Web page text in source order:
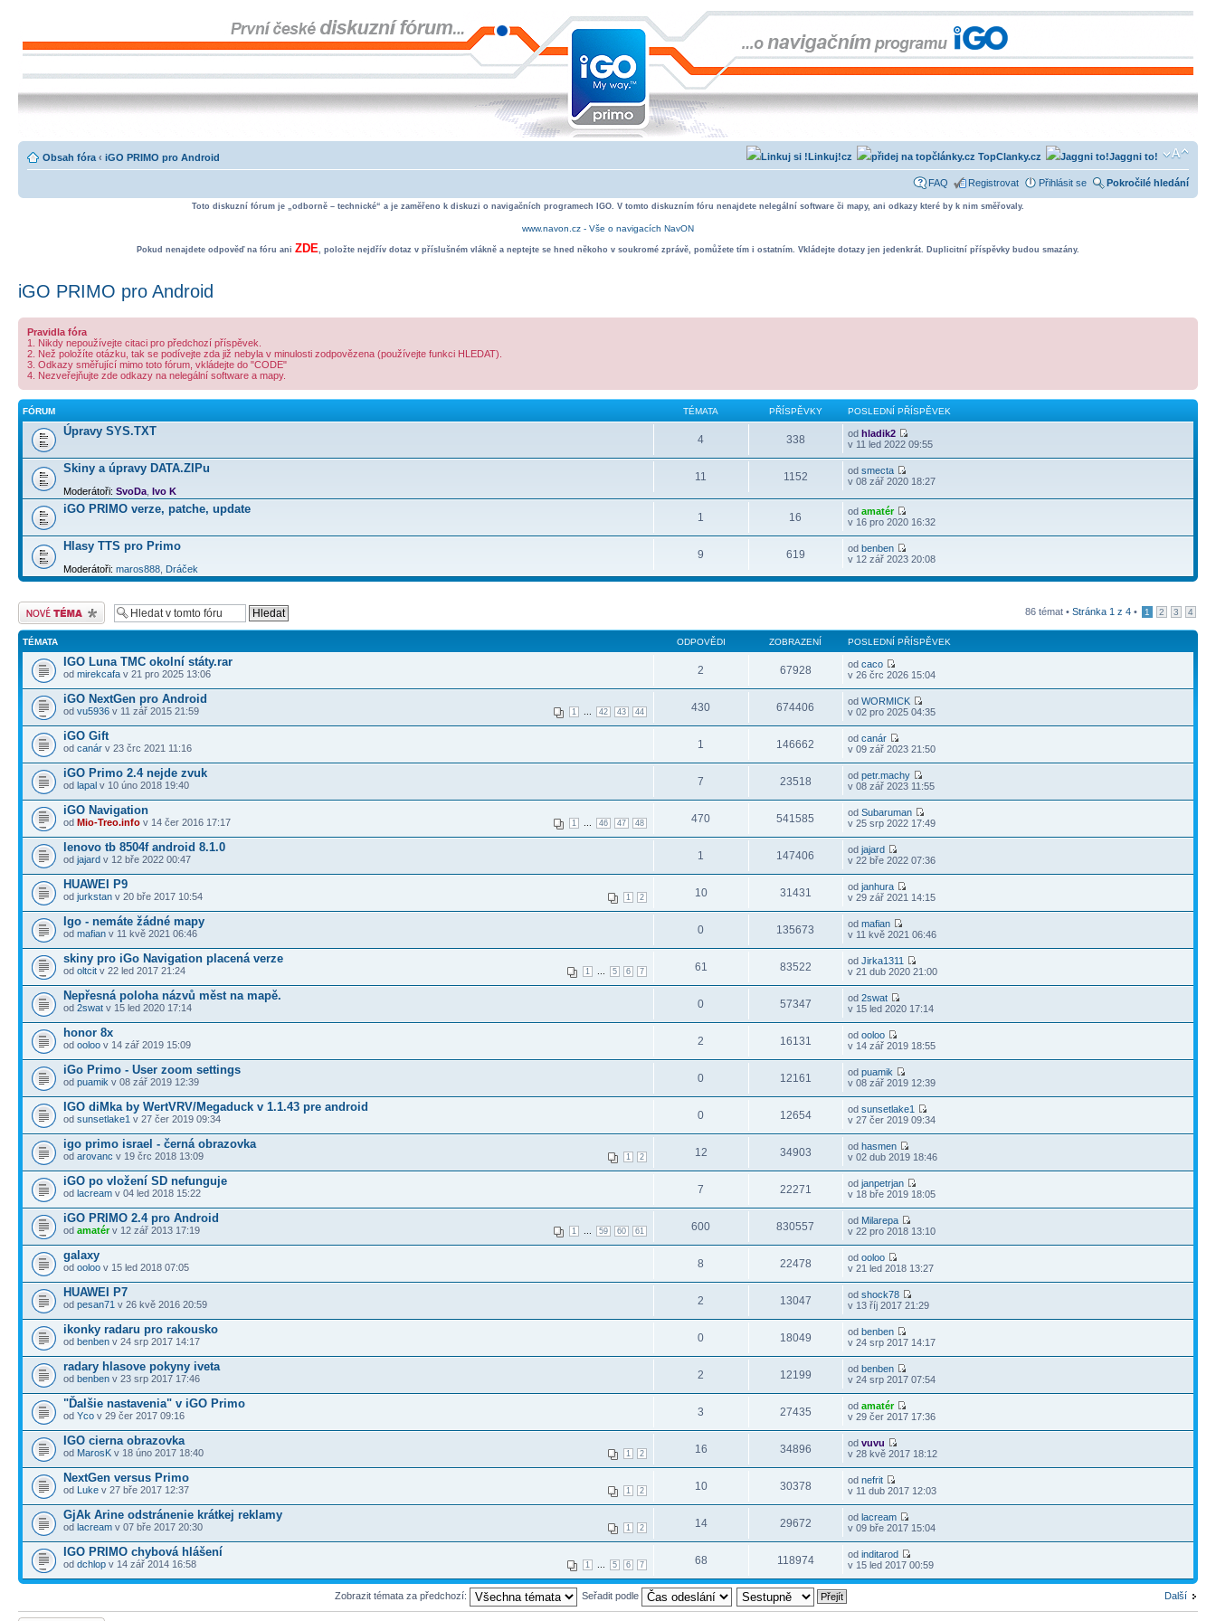
Obsah fóra ‹ iGO PRIMO pro Android Jaggni to!
TopClanky.cz
Linkuj!cz
FAQ Registrovat Přihlásit se Pokročilé hledání
Toto diskuzní fórum je „odborně – technické“ a je zaměřeno k diskuzi o navigačních programech IGO. V tomto diskuzním fóru nenajdete nelegální software či mapy, ani odkazy které by k nim směřovaly.
www.navon.cz - Vše o navigacích NavON
Pokud nenajdete odpověď na fóru ani ZDE, položte nejdřív dotaz v příslušném vlákně a neptejte se hned někoho v soukromé zprávě, pomůžete tím i ostatním. Vkládejte dotazy jen jedenkrát. Duplicitní příspěvky budou smazány.
iGO PRIMO pro Android
Pravidla fóra
1. Nikdy nepoužívejte citaci pro předchozí příspěvek.
2. Než položíte otázku, tak se podívejte zda již nebyla v minulosti zodpovězena (používejte funkci HLEDAT).
3. Odkazy směřující mimo toto fórum, vkládejte do "CODE"
4. Nezveřejňujte zde odkazy na nelegální software a mapy.
FÓRUM TÉMATA PŘÍSPĚVKY POSLEDNÍ PŘÍSPĚVEK
Úpravy SYS.TXT
4 338 odhladik2
v 11 led 2022 09:55
Skiny a úpravy DATA.ZIPu
Moderátoři: SvoDa Ivo K
11 1152 odsmecta
v 08 zář 2020 18:27
iGO PRIMO verze, patche, update
1 16 odamatér
v 16 pro 2020 16:32
Hlasy TTS pro Primo
Moderátoři: maros888 Dráček
9 619 odbenben
v 12 zář 2023 20:08
Odeslat nové téma 86 témat • Stránka 1 z 4 • 1 2 3 4
TÉMATA ODPOVĚDI ZOBRAZENÍ POSLEDNÍ PŘÍSPĚVEK
IGO Luna TMC okolní státy.rar
od mirekcafa v 21 pro 2025 13:06 2 67928 odcaco
v 26 črc 2026 15:04
iGO NextGen pro Android
1 42 43 44
od vu5936 v 11 zář 2015 21:59 430 674406 odWORMICK
v 02 pro 2025 04:35
iGO Gift
od canár v 23 črc 2021 11:16 1 146662 odcanár
v 09 zář 2023 21:50
iGO Primo 2.4 nejde zvuk
od lapal v 10 úno 2018 19:40 7 23518 odpetr.machy
v 08 zář 2023 11:55
iGO Navigation
1 46 47 48
od Mio-Treo.info v 14 čer 2016 17:17 470 541585 odSubaruman
v 25 srp 2022 17:49
lenovo tb 8504f android 8.1.0
od jajard v 12 bře 2022 00:47 1 147406 odjajard
v 22 bře 2022 07:36
HUAWEI P9
1 2
od jurkstan v 20 bře 2017 10:54 10 31431 odjanhura
v 29 zář 2021 14:15
Igo - nemáte žádné mapy
od mafian v 11 kvě 2021 06:46 0 135673 odmafian
v 11 kvě 2021 06:46
skiny pro iGo Navigation placená verze
1 5 6 7
od oltcit v 22 led 2017 21:24 61 83522 odJirka1311
v 21 dub 2020 21:00
Nepřesná poloha názvů měst na mapě.
od 2swat v 15 led 2020 17:14 0 57347 od2swat
v 15 led 2020 17:14
honor 8x
od ooloo v 14 zář 2019 15:09 2 16131 odooloo
v 14 zář 2019 18:55
iGo Primo - User zoom settings
od puamik v 08 zář 2019 12:39 0 12161 odpuamik
v 08 zář 2019 12:39
IGO diMka by WertVRV/Megaduck v 1.1.43 pre android
od sunsetlake1 v 27 čer 2019 09:34 0 12654 odsunsetlake1
v 27 čer 2019 09:34
igo primo israel - černá obrazovka
1 2
od arovanc v 19 črc 2018 13:09 12 34903 odhasmen
v 02 dub 2019 18:46
iGO po vložení SD nefunguje
od lacream v 04 led 2018 15:22 7 22271 odjanpetrjan
v 18 bře 2019 18:05
iGO PRIMO 2.4 pro Android
1 59 60 61
od amatérv 12 zář 2013 17:19 600 830557 od Milarepa
v 22 pro 2018 13:10
galaxy
od ooloo v 15 led 2018 07:05 8 22478 odooloo
v 21 led 2018 13:27
HUAWEI P7
od pesan71 v 26 kvě 2016 20:59 2 13047 odshock78
v 13 říj 2017 21:29
ikonky radaru pro rakousko
od benben v 24 srp 2017 14:17 0 18049 odbenben
v 24 srp 2017 14:17
radary hlasove pokyny iveta
od benben v 23 srp 2017 17:46 2 12199 odbenben
v 24 srp 2017 07:54
"Ďalšie nastavenia" v iGO Primo
od Yco v 29 čer 2017 09:16 3 27435 odamatér
v 29 čer 2017 17:36
IGO cierna obrazovka
1 2
od MarosK v 18 úno 2017 18:40 16 34896 odvuvu
v 28 kvě 2017 18:12
NextGen versus Primo
1 2
od Luke v 27 bře 2017 12:37 10 30378 odnefrit
v 11 dub 2017 12:03
GjAk Arine odstránenie krátkej reklamy
1 2
od lacream v 07 bře 2017 20:30 14 29672 odlacream
v 09 bře 2017 15:04
IGO PRIMO chybová hlášení
1 5 6 7
od dchlop v 14 zář 2014 16:58 68 118974 odinditarod
v 15 led 2017 00:59
Další
Zobrazit témata za předchozí: Seřadit podle